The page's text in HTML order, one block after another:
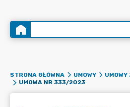
STRONA GŁÓWNA UMOWY
UMOWA NR 333/2023